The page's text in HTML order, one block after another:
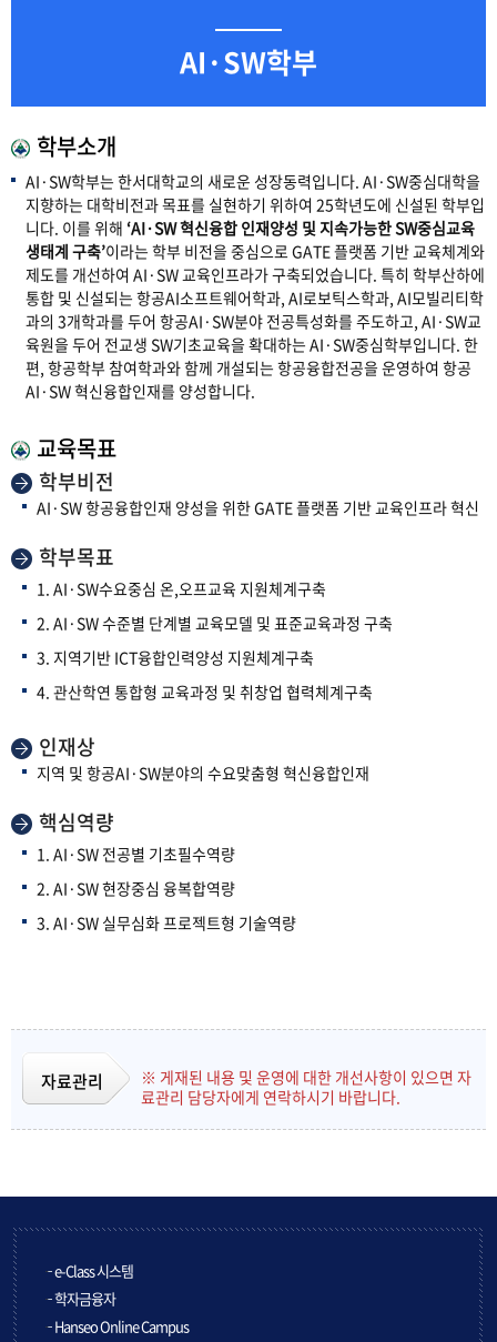
AI·SW학부
학부소개
AI·SW학부는 한서대학교의 새로운 성장동력입니다. AI·SW중심대학을
지향하는 대학비전과 목표를 실현하기 위하여 25학년도에 신설된 학부입
니다. 이를 위해 ‘AI·SW 혁신융합 인재양성 및 지속가능한 SW중심교육
생태계 구축’이라는 학부 비전을 중심으로 GATE 플랫폼 기반 교육체계와
제도를 개선하여 AI·SW 교육인프라가 구축되었습니다. 특히 학부산하에
통합 및 신설되는 항공AI소프트웨어학과, AI로보틱스학과, AI모빌리티학
과의 3개학과를 두어 항공AI·SW분야 전공특성화를 주도하고, AI·SW교
육원을 두어 전교생 SW기초교육을 확대하는 AI·SW중심학부입니다. 한
편, 항공학부 참여학과와 함께 개설되는 항공융합전공을 운영하여 항공
AI·SW 혁신융합인재를 양성합니다.
교육목표
학부비전
AI·SW 항공융합인재 양성을 위한 GATE 플랫폼 기반 교육인프라 혁신
학부목표
1. AI·SW수요중심 온,오프교육 지원체계구축
2. AI·SW 수준별 단계별 교육모델 및 표준교육과정 구축
3. 지역기반 ICT융합인력양성 지원체계구축
4. 관산학연 통합형 교육과정 및 취창업 협력체계구축
인재상
지역 및 항공AI·SW분야의 수요맞춤형 혁신융합인재
핵심역량
1. AI·SW 전공별 기초필수역량
2. AI·SW 현장중심 융복합역량
3. AI·SW 실무심화 프로젝트형 기술역량
자료관리
※ 게재된 내용 및 운영에 대한 개선사항이 있으면 자
료관리 담당자에게 연락하시기 바랍니다.
e-Class 시스템
학자금융자
Hanseo Online Campus